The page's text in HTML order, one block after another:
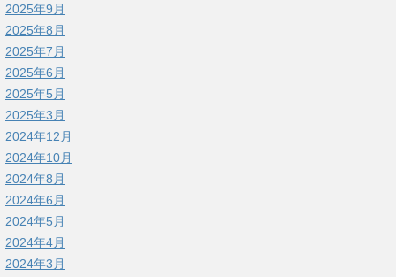
2025年9月
2025年8月
2025年7月
2025年6月
2025年5月
2025年3月
2024年12月
2024年10月
2024年8月
2024年6月
2024年5月
2024年4月
2024年3月